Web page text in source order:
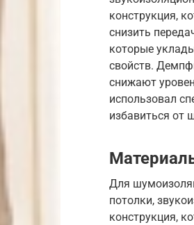
конструкция,
снизить
которые
свойств.
снижают
использовал
избавиться от
Для
потолки,
конструкция,